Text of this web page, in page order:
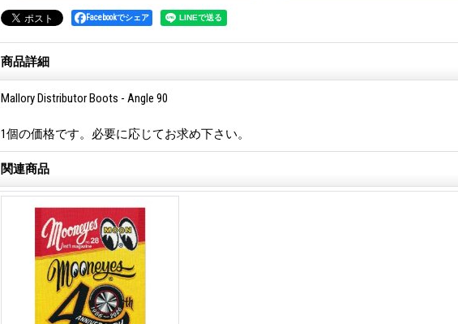
Facebookでシェア
商品詳細
Mallory Distributor Boots - Angle 90
1個の価格です。必要に応じてお求め下さい。
関連商品